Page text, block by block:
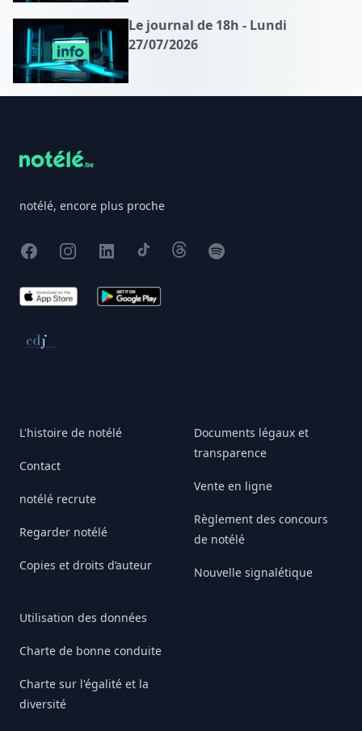
Le journal de 18h - Lundi
27/07/2026
notélé, encore plus proche
FacebookInstagram
X TikTokThreadsSpotify
App Store Google Play
Conseil de déontologie journalistique
L'histoire de notélé
Contact
notélé recrute
Regarder notélé
Copies et droits d’auteur
Utilisation des données
Charte de bonne conduite
Charte sur l'égalité et la
diversité
Documents légaux et
transparence
Vente en ligne
Règlement des concours
de notélé
Nouvelle signalétique